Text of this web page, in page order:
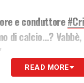
e conduttore
di calcio…?
READ MORE